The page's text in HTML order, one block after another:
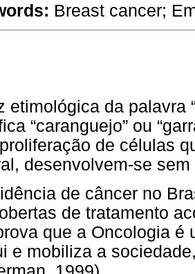
Breast cancer;
etimológica da palavra
“caranguejo” ou
de células
desenvolvem-se sem
de câncer no
de tratamento
que a Oncologia é
e mobiliza a